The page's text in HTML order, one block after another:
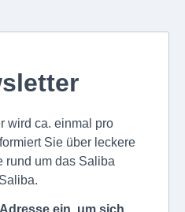
wird ca. einmal pro
Sie über leckere
rund um das Saliba
ein, um sich